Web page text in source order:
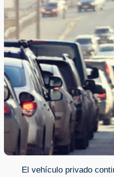
El vehículo privado